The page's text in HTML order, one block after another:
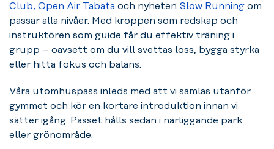
Club, Open Air Tabata och nyheten Slow Running om
passar alla nivåer. Med kroppen som redskap och
instruktören som guide får du effektiv träning i
grupp – oavsett om du vill svettas loss, bygga styrka
eller hitta fokus och balans.
Våra utomhuspass inleds med att vi samlas utanför
gymmet och kör en kortare introduktion innan vi
sätter igång. Passet hålls sedan i närliggande park
eller grönområde.